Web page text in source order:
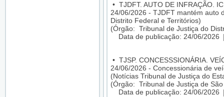
• TJDFT. AUTO DE INFRAÇÃO.
24/06/2026 - TJDFT mantém auto
Distrito Federal e Territórios)
(Órgão: Tribunal de Justiça do
Data de publicação: 24/06/2026
• TJSP. CONCESSSIONÁRIA.
24/06/2026 - Concessionária de
(Notícias Tribunal de Justiça do
(Órgão: Tribunal de Justiça de
Data de publicação: 24/06/2026